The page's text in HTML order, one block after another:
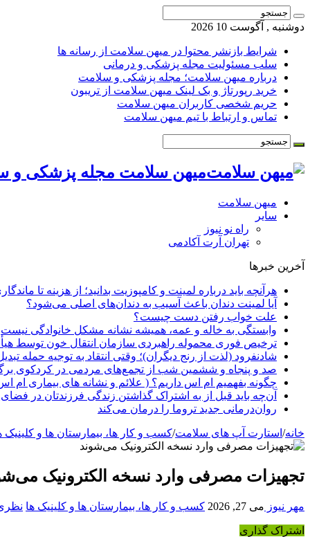
دوشنبه , آگوست 10 2026
شرایط بازنشر محتوا در میهن سلامت از رسانه ها
سلب مسئولیت مجله پزشکی و درمانی
درباره میهن سلامت؛ مجله پزشکی و سلامت
خرید رپورتاژ و بک لینک میهن سلامت از تریبون
حریم شخصی کاربران میهن سلامت
تماس و ارتباط با تیم میهن سلامت
میهن سلامت مجله پزشکی و
میهن سلامت
سایر
راه نو نیوز
تهران آرت آکادمی
آخرین خبرها
هرآنچه باید درباره لمینت و کامپوزیت بدانید؛ از هزینه تا
آیا لمینت دندان باعث آسیب به دندان‌های اصلی می‌شود؟
علت خواب رفتن دست چیست؟
وابستگی به خاله و عمه، همیشه نشانه مشکل خانوادگی نیست
ترخیص فوری محموله راهبردی سازمان انتقال خون توسط
شادنفرود (لذت از رنج دیگران)؛ وقتی انتقاد به توجیه حمله
صد و پنجاه‌ و ششمین شب از تجمع‌های مردمی در کردکوی
چگونه بفهمیم ام اس داریم؟ ( علائم و نشانه های بیماری ام
آن‌چه باید قبل از به اشتراک گذاشتن زندگی فرزندتان در فضای
روان‌درمانی جدید تروما را درمان می‌کند
خانه/ استارت آپ های سلامت/کسب و کار ها، بیمارستان ها و کلینیک
تجهیزات مصرفی وارد نسخه الکترونیک
مهر نیوز می 27, 2026 کسب و کار ها، بیمارستان ها و کلینیک ها
اشتراک گذاری